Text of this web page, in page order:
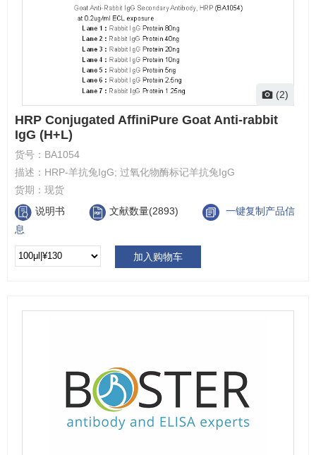
(2)
HRP Conjugated AffiniPure Goat Anti-rabbit
IgG (H+L)
货号： BA1054
描述： HRP-羊抗兔IgG; 过氧化物酶标记羊抗兔IgG
货期： 现货
说明书
文献数量(2893)
一键复制产品信
息
加入购物车